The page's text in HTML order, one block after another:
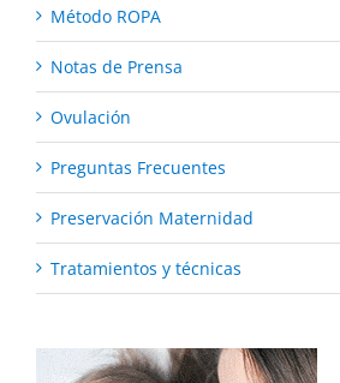
Método ROPA
Notas de Prensa
Ovulación
Preguntas Frecuentes
Preservación Maternidad
Tratamientos y técnicas